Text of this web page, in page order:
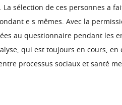
sélection de ces personnes a
e s mêmes. Avec la
au questionnaire pendant les
qui est toujours en cours, en
processus sociaux et santé